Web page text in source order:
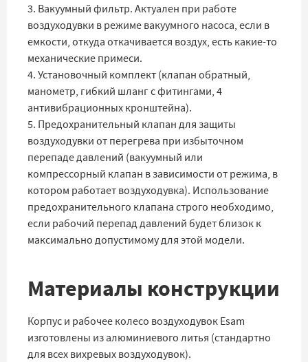
3. Вакуумный фильтр. Актуален при работе
воздуходувки в режиме вакуумного насоса, если в
емкости, откуда откачивается воздух, есть какие-то
механические примеси.
4. Установочный комплект (клапан обратный,
манометр, гибкий шланг с фитингами, 4
антивибрационных кронштейна).
5. Предохранительный клапан для защиты
воздуходувки от перегрева при избыточном
перепаде давлений (вакуумный или
компрессорный клапан в зависимости от режима, в
котором работает воздуходувка). Использование
предохранительного клапана строго необходимо,
если рабочий перепад давлений будет близок к
максимально допустимому для этой модели.
Материалы конструкции
Корпус и рабочее колесо воздуходувок Esam
изготовлены из алюминиевого литья (стандартно
для всех вихревых воздуходувок).